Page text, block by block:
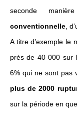
seconde
conventionnelle,
A titre d’exemple le
près de 40 000 sur
6% qui ne sont pas
plus de 2000
sur la période en